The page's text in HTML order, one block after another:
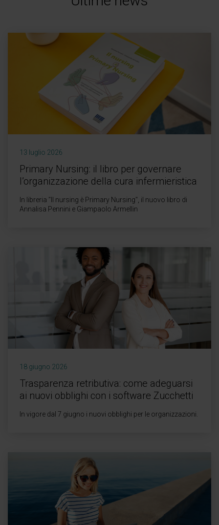
13 luglio 2026
Primary Nursing: il libro per governare
l’organizzazione della cura infermieristica
In libreria "Il nursing è Primary Nursing", il nuovo libro di
Annalisa Pennini e Giampaolo Armellin
18 giugno 2026
Trasparenza retributiva: come adeguarsi
ai nuovi obblighi con i software Zucchetti
In vigore dal 7 giugno i nuovi obblighi per le organizzazioni.